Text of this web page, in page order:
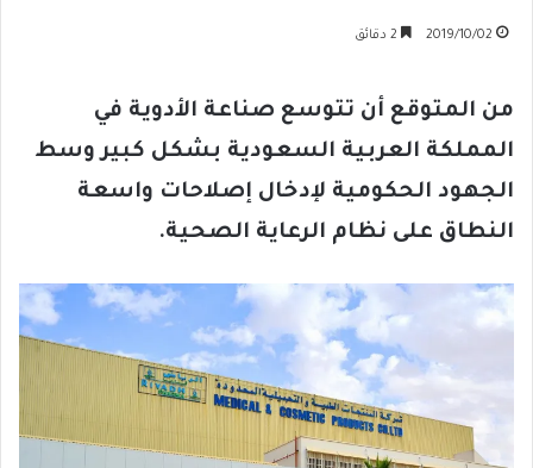
2019/10/02
من المتوقع أن تتوسع صناعة الأدوية في
المملكة العربية السعودية بشكل كبير وسط
الجهود الحكومية لإدخال إصلاحات واسعة
النطاق على نظام الرعاية الصحية.